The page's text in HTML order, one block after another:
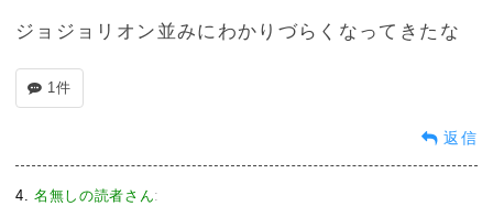
ジョジョリオン並みにわかりづらくなってきたな
1件
返信
4 名無しの読者さん: